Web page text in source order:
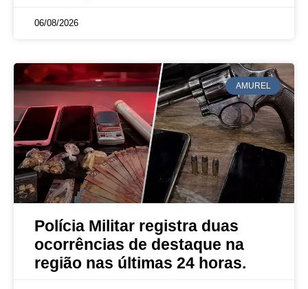
06/08/2026
AMUREL
Polícia Militar registra duas
ocorrências de destaque na
região nas últimas 24 horas.